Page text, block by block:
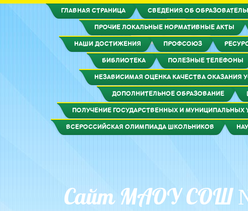
ГЛАВНАЯ СТРАНИЦА СВЕДЕНИЯ ОБ
ПРОЧИЕ ЛОКАЛЬНЫЕ НОРМАТИВНЫЕ АКТЫ
НАШИ ДОСТИЖЕНИЯ ПРОФСОЮЗ
БИБЛИОТЕКА ПОЛЕЗНЫЕ ТЕЛЕФОНЫ
НЕЗАВИСИМАЯ ОЦЕНКА КАЧЕСТВА ОКАЗАНИЯ
ДОПОЛНИТЕЛЬНОЕ ОБРАЗОВАНИЕ
ПОЛУЧЕНИЕ ГОСУДАРСТВЕННЫХ И МУНИЦИПАЛЬНЫХ
ВСЕРОССИЙСКАЯ ОЛИМПИАДА ШКОЛЬНИКОВ
Сайт МАОУ СОШ